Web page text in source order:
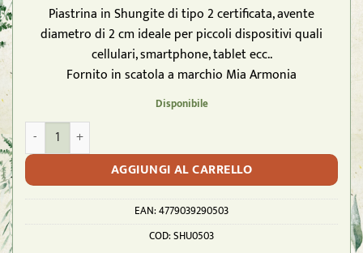
Piastrina in Shungite di tipo 2 certificata, avente
diametro di 2 cm ideale per piccoli dispositivi quali
cellulari, smartphone, tablet ecc..
Fornito in scatola a marchio Mia Armonia
Disponibile
SHUNGITE T2 - Piastrina per smartphone da 2cmx0,3 quantità
AGGIUNGI AL CARRELLO
EAN:4779039290503
COD:SHU0503